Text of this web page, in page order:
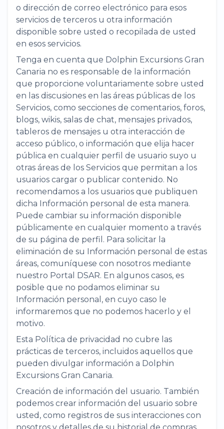
o dirección de correo electrónico para esos
servicios de terceros u otra información
disponible sobre usted o recopilada de usted
en esos servicios.
Tenga en cuenta que Dolphin Excursions Gran
Canaria no es responsable de la información
que proporcione voluntariamente sobre usted
en las discusiones en las áreas públicas de los
Servicios, como secciones de comentarios, foros,
blogs, wikis, salas de chat, mensajes privados,
tableros de mensajes u otra interacción de
acceso público, o información que elija hacer
pública en cualquier perfil de usuario suyo u
otras áreas de los Servicios que permitan a los
usuarios cargar o publicar contenido. No
recomendamos a los usuarios que publiquen
dicha Información personal de esta manera.
Puede cambiar su información disponible
públicamente en cualquier momento a través
de su página de perfil. Para solicitar la
eliminación de su Información personal de estas
áreas, comuníquese con nosotros mediante
nuestro Portal DSAR. En algunos casos, es
posible que no podamos eliminar su
Información personal, en cuyo caso le
informaremos que no podemos hacerlo y el
motivo.
Esta Política de privacidad no cubre las
prácticas de terceros, incluidos aquellos que
pueden divulgar información a Dolphin
Excursions Gran Canaria.
Creación de información del usuario. También
podemos crear información del usuario sobre
usted, como registros de sus interacciones con